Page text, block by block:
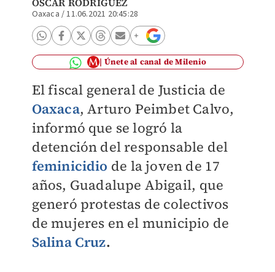
Oaxaca /11.06.2021 20:45:28
Únete al canal de Milenio
El fiscal general de Justicia de
Oaxaca, Arturo Peimbet Calvo,
informó que se logró la
detención del responsable del
feminicidio de la joven de 17
años, Guadalupe Abigail, que
generó protestas de colectivos
de mujeres en el municipio de
Salina Cruz.